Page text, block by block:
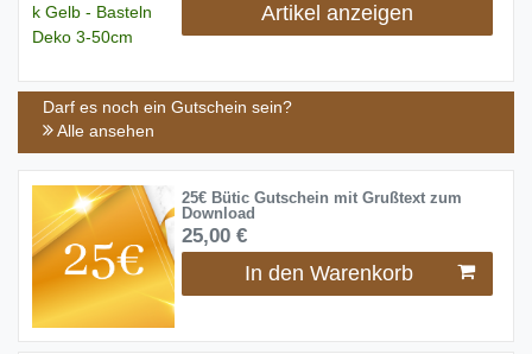
Artikel anzeigen
Darf es noch ein Gutschein sein?
Alle ansehen
25€ Bütic Gutschein mit Grußtext zum
Download
25,00 €
In den Warenkorb